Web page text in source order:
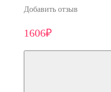
Добавить отзыв
1606₽